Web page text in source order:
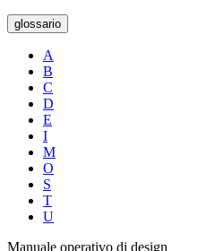
glossario
A
B
C
D
E
I
M
O
S
T
U
Manuale operativo di design